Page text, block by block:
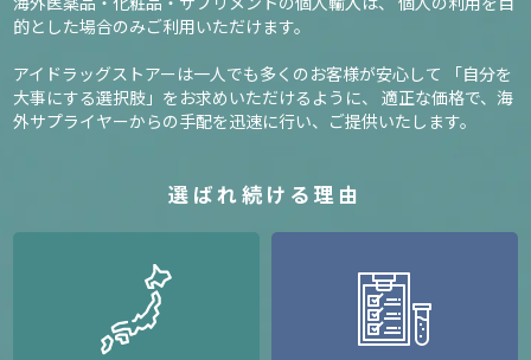
的とした場合のみご利用いただけます。
アイドラッグストアーは一人でも多くのお客様が安心して
「自分を
大事にする選択肢」をお求めいただけるように、
適正な価格で、海
外サプライヤーからの手配を迅速に行い、ご提供いたします。
選ばれ続ける理由